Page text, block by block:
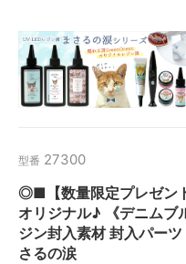
型番 27300
◎■【数量限定プレゼン
オリジナル♪ 《デニム
ジン封入素材 封入パー
さるの涙